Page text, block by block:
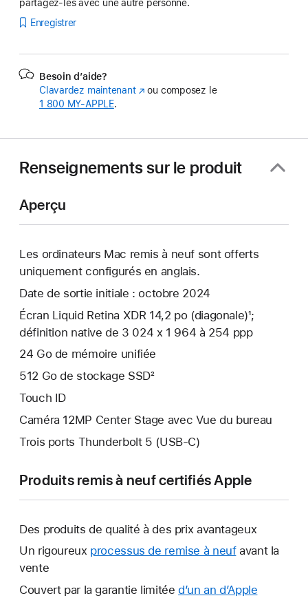
partagez-les avec une autre personne.
Enregistrer
Besoin d’aide?
Clavardez maintenant(s’ouvre
ou composez le
1 800 MY‑APPLE.
Renseignements sur le produit
Aperçu
Les ordinateurs Mac remis à neuf sont offerts
uniquement configurés en anglais.
Date de sortie initiale : octobre 2024
Écran Liquid Retina XDR 14,2 po (diagonale)¹;
définition native de 3 024 x 1 964 à 254 ppp
24 Go de mémoire unifiée
512 Go de stockage SSD²
Touch ID
Caméra 12MP Center Stage avec Vue du bureau
Trois ports Thunderbolt 5 (USB-C)
Produits remis à neuf certifiés Apple
Des produits de qualité à des prix avantageux
Un rigoureux processus de remise à neufavant la
vente
Couvert par la garantie limitée d’un an d’Apple